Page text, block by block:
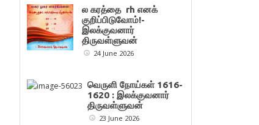
ல கரத்தை rh எனக்
குறிப்பிடுவோம்!-
இலக்குவனார்
திருவள்ளுவன்
24 June 2026
வெருளி நோய்கள் 1616-
1620 : இலக்குவனார்
திருவள்ளுவன்
23 June 2026